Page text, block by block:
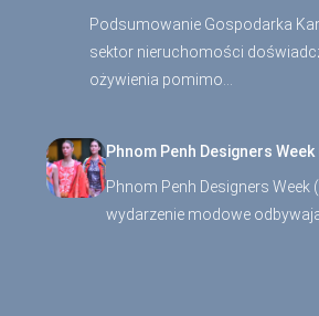
Podsumowanie Gospodarka
sektor nieruchomości
ożywienia pomimo…
Phnom Penh Designers Week
Phnom Penh Designers Week
wydarzenie modowe